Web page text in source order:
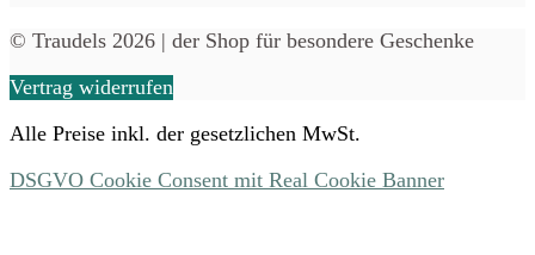
© Traudels 2026 | der Shop für besondere Geschenke
Vertrag widerrufen
Alle Preise inkl. der gesetzlichen MwSt.
DSGVO Cookie Consent mit Real Cookie Banner